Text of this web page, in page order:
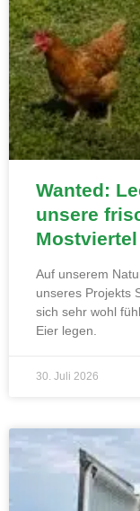
Wanted:
unsere
Mostviertel
Auf unserem
unseres Projekts
sich sehr wohl
Eier legen.
30. Juli 2026